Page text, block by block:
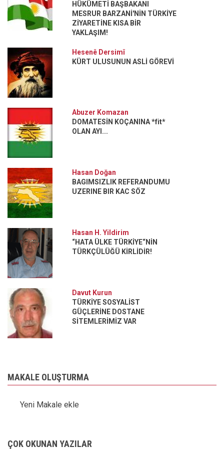
HÜKÜMETİ BAŞBAKANI
MESRUR BARZANİ'NİN TÜRKİYE
ZİYARETİNE KISA BİR
YAKLAŞIM!
Hesenê Dersimî
KÜRT ULUSUNUN ASLİ GÖREVİ
Abuzer Komazan
DOMATESİN KOÇANINA *fit*
OLAN AYI...
Hasan Doğan
BAGIMSIZLIK REFERANDUMU
UZERINE BIR KAC SÖZ
Hasan H. Yildirim
“HATA ÜLKE TÜRKİYE“NİN
TÜRKÇÜLÜĞÜ KİRLİDİR!
Davut Kurun
TÜRKİYE SOSYALİST
GÜÇLERİNE DOSTANE
SİTEMLERİMİZ VAR
MAKALE OLUŞTURMA
Yeni Makale ekle
ÇOK OKUNAN YAZILAR